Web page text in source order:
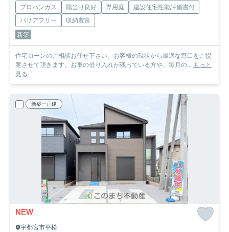
プロパンガス 陽当り良好 専用庭
建設住宅性能評価書付
バリアフリー
収納豊富
新築
住宅ローンのご相談お任せ下さい。お客様の現状から最適な窓口をご提
案させて頂きます。お車の借り入れが残っている方や、毎月の... もっと
見る
新築一戸建
NEW
宇都宮市平松